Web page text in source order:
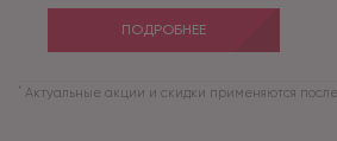
ПОДРОБНЕЕ
* Актуальные акции и скидки применяются